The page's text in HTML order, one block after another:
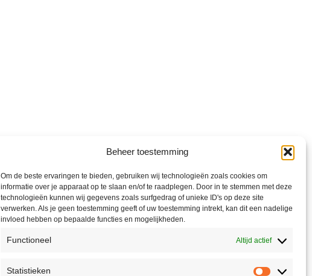
Beheer toestemming
Om de beste ervaringen te bieden, gebruiken wij technologieën zoals cookies om
informatie over je apparaat op te slaan en/of te raadplegen. Door in te stemmen met deze
technologieën kunnen wij gegevens zoals surfgedrag of unieke ID's op deze site
verwerken. Als je geen toestemming geeft of uw toestemming intrekt, kan dit een nadelige
invloed hebben op bepaalde functies en mogelijkheden.
Functioneel Altijd actief
Statistieken